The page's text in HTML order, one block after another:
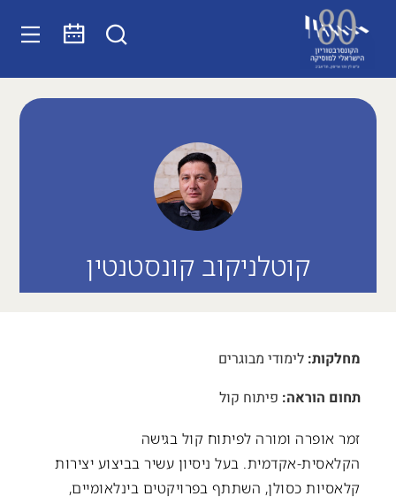
קוטלניקוב קונסטנטין
מחלקות: לימודי מבוגרים
תחום הוראה: פיתוח קול
זמר אופרה ומורה לפיתוח קול בגישה
הקלאסית-אקדמית. בעל ניסיון עשיר בביצוע יצירות
קלאסיות כסולן, השתתף בפרויקטים בינלאומיים,